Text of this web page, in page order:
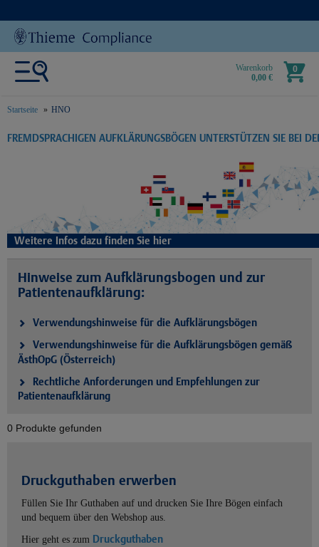
Warenkorb
0,00 €
0
Startseite HNO
text.skipToContent
text.skipToNavigation
FREMDSPRACHIGEN AUFKLÄRUNGSBÖGEN UNTERSTÜTZEN SIE BEI
Weitere Infos dazu finden Sie hier
Hinweise zum Aufklärungsbogen und zur
Patientenaufklärung:
Verwendungshinweise für die Aufklärungsbögen
Verwendungshinweise für die Aufklärungsbögen gemäß
ÄsthOpG (Österreich)
Rechtliche Anforderungen und Empfehlungen zur
Patientenaufklärung
0 Produkte gefunden
Druckguthaben erwerben
Füllen Sie Ihr Guthaben auf und drucken Sie Ihre Bögen einfach
und bequem über den Webshop aus.
Hier geht es zum Druckguthaben